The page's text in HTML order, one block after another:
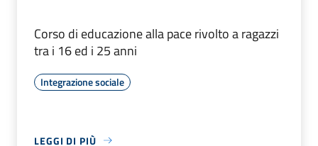
Corso di educazione alla pace rivolto a ragazzi
tra i 16 ed i 25 anni
Integrazione sociale
LEGGI DI PIÙ